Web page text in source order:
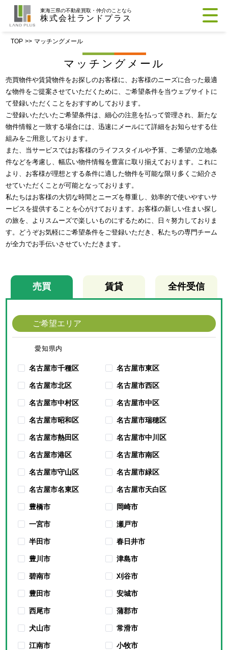
東海三県の不動産買取・仲介のことなら
株式会社ランドプラス
TOP >> マッチングメール
マッチングメール
売買物件や賃貸物件をお探しのお客様に、お客様のニーズに合った最適
な物件をご提案させていただくために、ご希望条件を当ウェブサイトに
て登録いただくことをおすすめしております。
ご登録いただいたご希望条件は、細心の注意を払って管理され、新たな
物件情報と一致する場合には、迅速にメールにて詳細をお知らせする仕
組みをご用意しております。
また、当サービスではお客様のライフスタイルや予算、ご希望の立地条
件などを考慮し、幅広い物件情報を豊富に取り揃えております。これに
より、お客様が理想とする条件に適した物件を可能な限り多くご紹介さ
せていただくことが可能となっております。
私たちはお客様の大切な時間とニーズを尊重し、効率的で使いやすいサ
ービスを提供することを心がけております。お客様の新しい住まい探し
の旅を、よりスムーズで楽しいものにするために、日々努力しておりま
す。どうぞお気軽にご希望条件をご登録いただき、私たちの専門チーム
が全力でお手伝いさせていただきます。
ご希望エリア
愛知県内
名古屋市千種区 名古屋市東区
名古屋市北区 名古屋市西区
名古屋市中村区 名古屋市中区
名古屋市昭和区 名古屋市瑞穂区
名古屋市熱田区 名古屋市中川区
名古屋市港区 名古屋市南区
名古屋市守山区 名古屋市緑区
名古屋市名東区 名古屋市天白区
豊橋市 岡崎市
一宮市 瀬戸市
半田市 春日井市
豊川市 津島市
碧南市 刈谷市
豊田市 安城市
西尾市 蒲郡市
犬山市 常滑市
江南市 小牧市
売買 賃貸 全件受信